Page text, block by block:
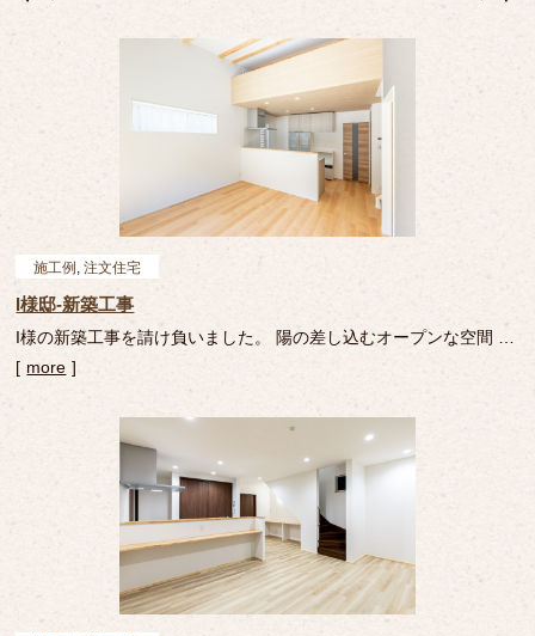
施工例 ,注文住宅
I様邸-新築工事
I様の新築工事を請け負いました。 陽の差し込むオープンな空間 大
きな窓からは陽が差し込みお家の中も明るく照らします。 ロフト
1階を見下ろせるロフトは開放感に溢れ、お家のアクセントに。 フ
ォトギャラリー 画像をクリックす […]
more